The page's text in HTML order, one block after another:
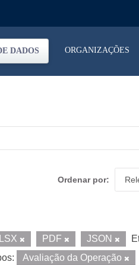
DADOS ORGANIZAÇÕES
Ordenar por
PDF JSON
Avaliação da Operação